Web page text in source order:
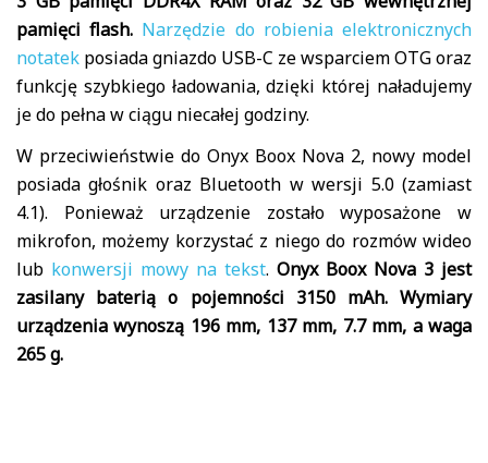
pamięci flash. Narzędzie do robienia elektronicznych
notatek posiada gniazdo USB-C ze wsparciem OTG oraz
funkcję szybkiego ładowania, dzięki której naładujemy
je do pełna w ciągu niecałej godziny.
W przeciwieństwie do Onyx Boox Nova 2, nowy model
posiada głośnik oraz Bluetooth w wersji 5.0 (zamiast
4.1). Ponieważ urządzenie zostało wyposażone w
mikrofon, możemy korzystać z niego do rozmów wideo
lub konwersji mowy na tekst. Onyx Boox Nova 3 jest
zasilany baterią o pojemności 3150 mAh. Wymiary
urządzenia wynoszą 196 mm, 137 mm, 7.7 mm, a waga
265 g.